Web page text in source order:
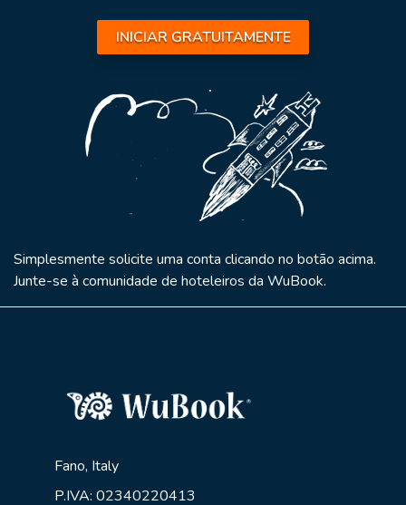
INICIAR GRATUITAMENTE
Simplesmente solicite uma conta clicando no botão acima.
Junte-se à comunidade de hoteleiros da WuBook.
Fano, Italy
P.IVA: 02340220413